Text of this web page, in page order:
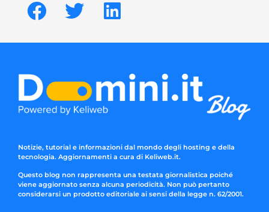
Notizie, tutorial e informazioni dal mondo degli hosting e della
tecnologia. Aggiornamenti a cura di Keliweb.it.
Questo blog non rappresenta una testata giornalistica poiché
viene aggiornato senza alcuna periodicità. Non può pertanto
considerarsi un prodotto editoriale ai sensi della legge n. 62/2001.